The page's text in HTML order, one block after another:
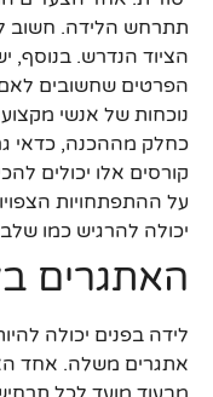
תתרחש הלידה. חשוב
הציוד הנדרש. בנוסף,
הפרטים שחשובים לאם,
נוכחות של אנשי מקצוע
כחלק מההכנה, כדאי
קורסים אלו יכולים
על ההתפתחויות
יכולה להרגיש כמו
האתגרים
לידה בפנים יכולה
אתגרים משלה. אחד